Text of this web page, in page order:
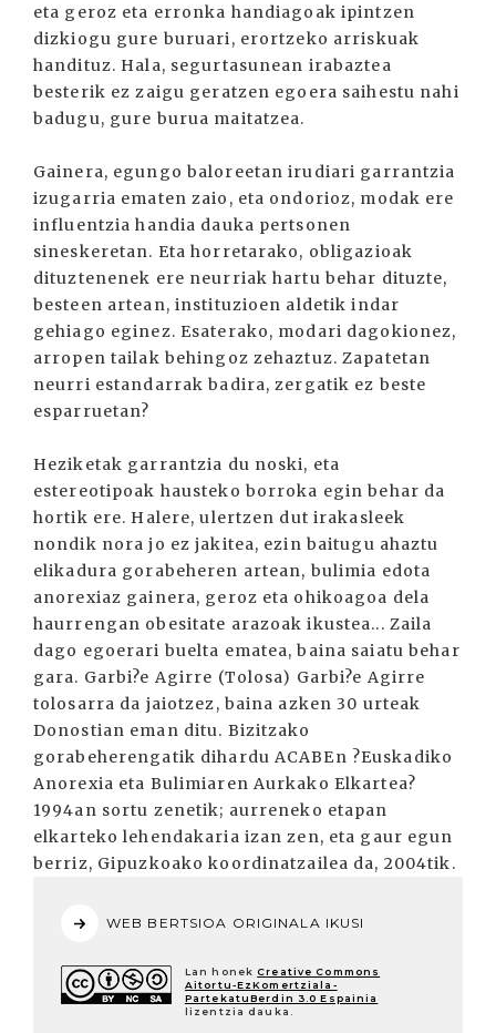
eta geroz eta erronka handiagoak ipintzen
dizkiogu gure buruari, erortzeko arriskuak
handituz. Hala, segurtasunean irabaztea
besterik ez zaigu geratzen egoera saihestu nahi
badugu, gure burua maitatzea.
Gainera, egungo baloreetan irudiari garrantzia
izugarria ematen zaio, eta ondorioz, modak ere
influentzia handia dauka pertsonen
sineskeretan. Eta horretarako, obligazioak
dituztenenek ere neurriak hartu behar dituzte,
besteen artean, instituzioen aldetik indar
gehiago eginez. Esaterako, modari dagokionez,
arropen tailak behingoz zehaztuz. Zapatetan
neurri estandarrak badira, zergatik ez beste
esparruetan?
Heziketak garrantzia du noski, eta
estereotipoak hausteko borroka egin behar da
hortik ere. Halere, ulertzen dut irakasleek
nondik nora jo ez jakitea, ezin baitugu ahaztu
elikadura gorabeheren artean, bulimia edota
anorexiaz gainera, geroz eta ohikoagoa dela
haurrengan obesitate arazoak ikustea... Zaila
dago egoerari buelta ematea, baina saiatu behar
gara. Garbi?e Agirre (Tolosa) Garbi?e Agirre
tolosarra da jaiotzez, baina azken 30 urteak
Donostian eman ditu. Bizitzako
gorabeherengatik dihardu ACABEn ?Euskadiko
Anorexia eta Bulimiaren Aurkako Elkartea?
1994an sortu zenetik; aurreneko etapan
elkarteko lehendakaria izan zen, eta gaur egun
berriz, Gipuzkoako koordinatzailea da, 2004tik.
WEB BERTSIOA ORIGINALA IKUSI
Lan honek Creative Commons
Aitortu-EzKomertziala-
PartekatuBerdin 3.0 Espainia
lizentzia dauka.